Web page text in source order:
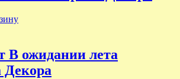
В ожидании лета